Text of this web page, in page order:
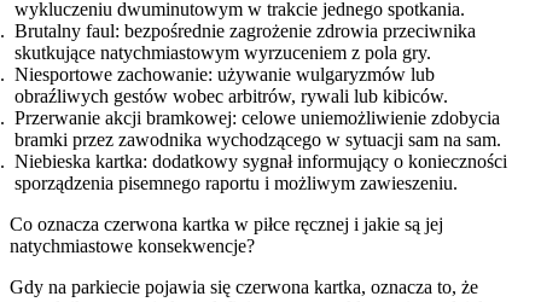
wykluczeniu dwuminutowym w trakcie jednego spotkania.
Brutalny faul: bezpośrednie zagrożenie zdrowia przeciwnika
skutkujące natychmiastowym wyrzuceniem z pola gry.
Niesportowe zachowanie: używanie wulgaryzmów lub
obraźliwych gestów wobec arbitrów, rywali lub kibiców.
Przerwanie akcji bramkowej: celowe uniemożliwienie zdobycia
bramki przez zawodnika wychodzącego w sytuacji sam na sam.
Niebieska kartka: dodatkowy sygnał informujący o konieczności
sporządzenia pisemnego raportu i możliwym zawieszeniu.
Co oznacza czerwona kartka w piłce ręcznej i jakie są jej
natychmiastowe konsekwencje?
Gdy na parkiecie pojawia się czerwona kartka, oznacza to, że